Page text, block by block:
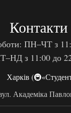
Контакти
ПН–ЧТ з
з 11:00 до
Харків
Академіка